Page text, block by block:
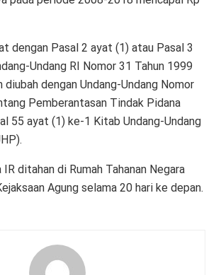
dengan Pasal 2 ayat (1) atau Pasal 3
Undang RI Nomor 31 Tahun 1999
dengan Undang-Undang Nomor
Pemberantasan Tindak Pidana
55 ayat (1) ke-1 Kitab Undang-Undang
ditahan di Rumah Tahanan Negara
Agung selama 20 hari ke depan.